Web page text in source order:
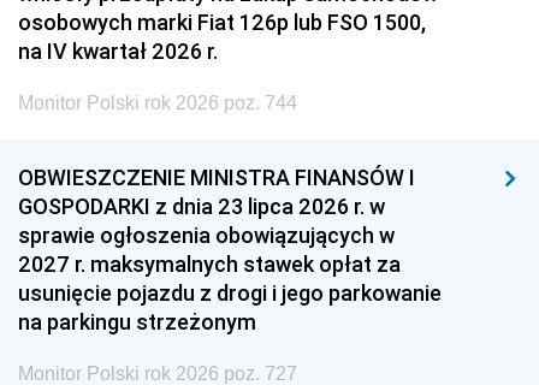
osobowych marki Fiat 126p lub FSO 1500,
na IV kwartał 2026 r.
Monitor Polski rok 2026 poz. 744
OBWIESZCZENIE MINISTRA FINANSÓW I
GOSPODARKI z dnia 23 lipca 2026 r. w
sprawie ogłoszenia obowiązujących w
2027 r. maksymalnych stawek opłat za
usunięcie pojazdu z drogi i jego parkowanie
na parkingu strzeżonym
Monitor Polski rok 2026 poz. 727